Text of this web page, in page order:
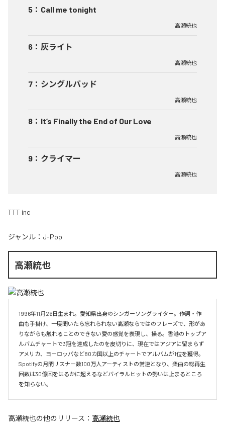
5 ： Call me tonight
高瀬統也
6 ： 灰ライト
高瀬統也
7 ： シングルバッド
高瀬統也
8 ： It’s Finally the End of Our Love
高瀬統也
9 ： クライマー
高瀬統也
TTT inc
ジャンル： J-Pop
高瀬統也
1996年11月26日生まれ。愛知県出身のシンガーソングライター。作詞・作
曲も手掛け、一度聞いたら忘れられない高瀬ならではのフレーズで、形があ
りながらも触れることのできない愛の感覚を表現し、操る。香港のトップア
ルバムチャートで3冠を達成したのを皮切りに、現在ではアジアに留まらず
アメリカ、ヨーロッパなど80カ国以上のチャートでアルバムが1位を獲得。
Spotifyの月間リスナー数100万人アーティストの常連となり、楽曲の総再生
回数は30億回をはるかに超えるなどバイラルヒットの勢いは止まるところ
を知らない。
高瀬統也の他のリリース： 高瀬統也